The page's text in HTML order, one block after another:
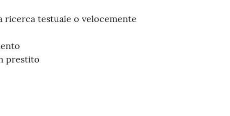
testuale o velocemente
prestito